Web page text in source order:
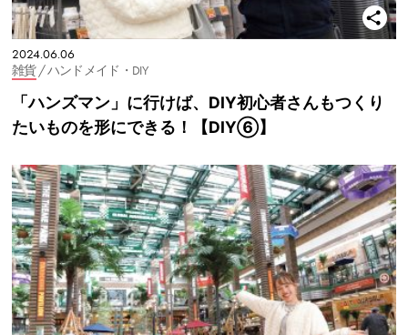
2024.06.06
雑貨/ ハンドメイド・DIY
「ハンズマン」に行けば、DIY初心者さんもつくり
たいものを形にできる！【DIY⑥】